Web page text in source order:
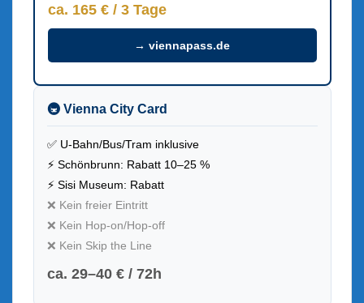
ca. 165 € / 3 Tage
→ viennapass.de
🚇 Vienna City Card
✅ U-Bahn/Bus/Tram inklusive
⚡ Schönbrunn: Rabatt 10–25 %
⚡ Sisi Museum: Rabatt
❌ Kein freier Eintritt
❌ Kein Hop-on/Hop-off
❌ Kein Skip the Line
ca. 29–40 € / 72h